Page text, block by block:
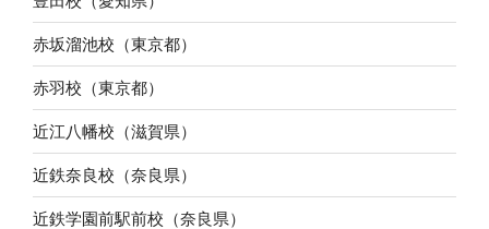
赤坂溜池校（東京都）
赤羽校（東京都）
近江八幡校（滋賀県）
近鉄奈良校（奈良県）
近鉄学園前駅前校（奈良県）